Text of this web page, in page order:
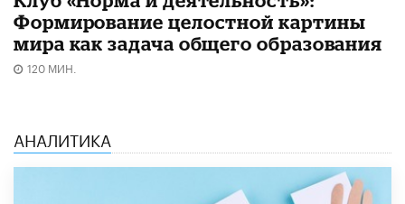
Формирование целостной картины
мира как задача общего образования
120 МИН.
АНАЛИТИКА